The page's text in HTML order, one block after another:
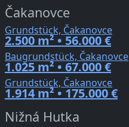
Čakanovce
Grundstück, Čakanovce
2.500 m² • 56.000 €
Baugrundstück, Čakanovce
1.025 m² • 67.000 €
Grundstück, Čakanovce
1.914 m² • 175.000 €
Nižná Hutka